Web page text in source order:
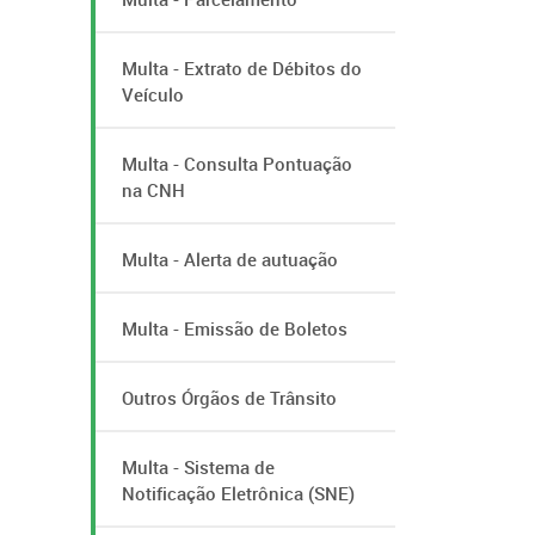
Multa - Extrato de Débitos do
Veículo
Multa - Consulta Pontuação
na CNH
Multa - Alerta de autuação
Multa - Emissão de Boletos
Outros Órgãos de Trânsito
Multa - Sistema de
Notificação Eletrônica (SNE)